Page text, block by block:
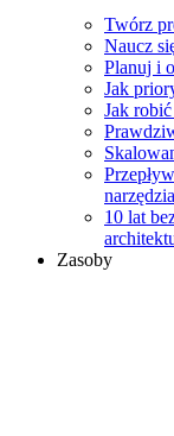
Twórz
Naucz
Planuj i
Jak
Jak
10 lat
Zasoby